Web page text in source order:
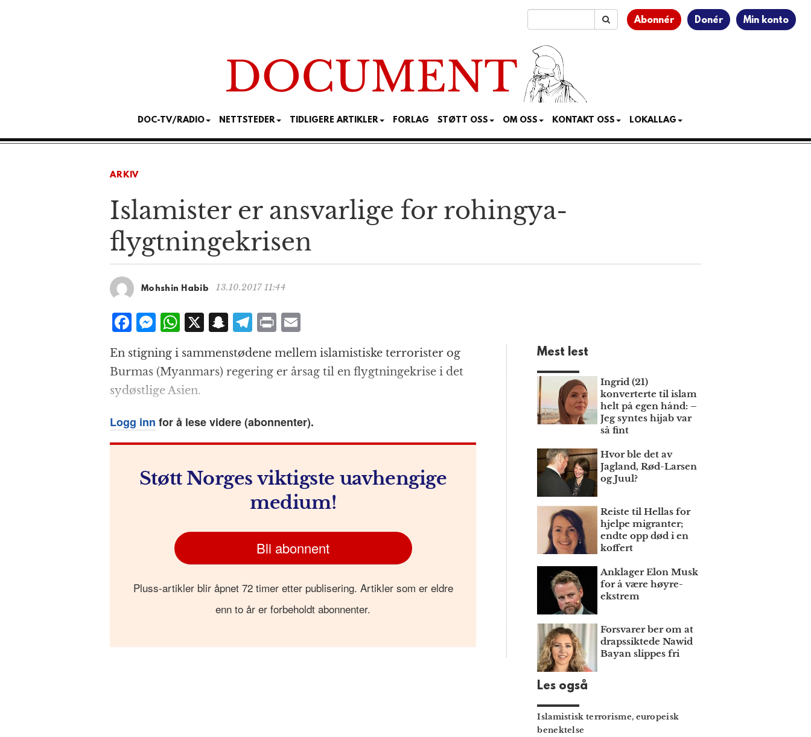
Abonnér Donér Min konto
DOC-TV/RADIO NETTSTEDER TIDLIGERE ARTIKLER FORLAG STØTT OSS OM OSS KONTAKT OSS LOKALLAG
ARKIV
Islamister er ansvarlige for rohingya-
flygtningekrisen
Mohshin Habib 13.10.2017 11:44
F
a
c
e
b
o
o
M
e
ss
e
n
g
e
W
at
s
A
p
p
X S
a
p
h
at
T
e
g
a
m
P
ri
n
t
m
ai
l
En stigning i sammenstødene mellem islamistiske terrorister og
Burmas (Myanmars) regering er årsag til en flygtningekrise i det
sydøstlige Asien.
Logg inn for å lese videre (abonnenter).
Støtt Norges viktigste uavhengige
medium!
Bli abonnent
Pluss-artikler blir åpnet 72 timer etter publisering. Artikler som er eldre
enn to år er forbeholdt abonnenter.
Mest lest
Ingrid (21)
konverterte til islam
helt på egen hånd: –
Jeg syntes hijab var
så fint
Hvor ble det av
Jagland, Rød-Larsen
og Juul?
Reiste til Hellas for
hjelpe migranter;
endte opp død i en
koffert
Anklager Elon Musk
for å være høyre­
ekstrem
Forsvarer ber om at
draps­siktede Nawid
Bayan slippes fri
Les også
Islamistisk terrorisme, europeisk
benektelse